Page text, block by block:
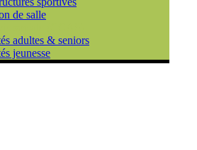
de salle
adultes & seniors
jeunesse